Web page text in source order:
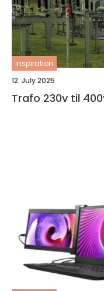
inspiration
12. July 2025
Trafo 230v til